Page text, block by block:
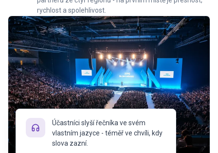
rychlost a spolehlivost.
Účastníci slyší řečníka ve svém
vlastním jazyce - téměř ve chvíli, kdy
slova zazní.